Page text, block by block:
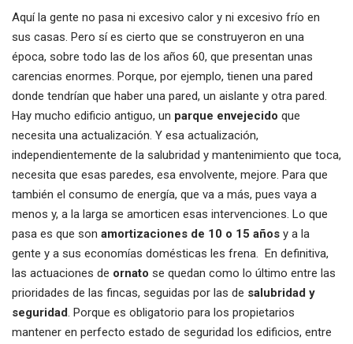
Aquí la gente no pasa ni excesivo calor y ni excesivo frío en
sus casas. Pero sí es cierto que se construyeron en una
época, sobre todo las de los años 60, que presentan unas
carencias enormes. Porque, por ejemplo, tienen una pared
donde tendrían que haber una pared, un aislante y otra pared.
Hay mucho edificio antiguo, un parque envejecido que
necesita una actualización. Y esa actualización,
independientemente de la salubridad y mantenimiento que toca,
necesita que esas paredes, esa envolvente, mejore. Para que
también el consumo de energía, que va a más, pues vaya a
menos y, a la larga se amorticen esas intervenciones. Lo que
pasa es que son amortizaciones de 10 o 15 años y a la
gente y a sus economías domésticas les frena. En definitiva,
las actuaciones de ornato se quedan como lo último entre las
prioridades de las fincas, seguidas por las de salubridad y
seguridad. Porque es obligatorio para los propietarios
mantener en perfecto estado de seguridad los edificios, entre